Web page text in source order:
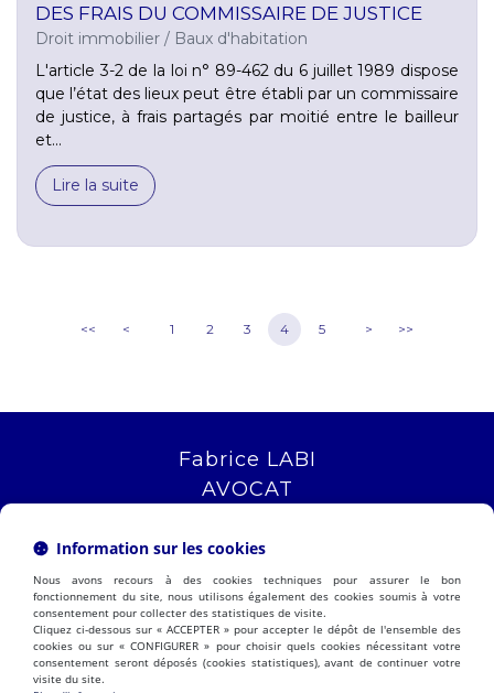
DES FRAIS DU COMMISSAIRE DE JUSTICE
Droit immobilier / Baux d'habitation
L'article 3-2 de la loi n° 89-462 du 6 juillet 1989 dispose
que l’état des lieux peut être établi par un commissaire
de justice, à frais partagés par moitié entre le bailleur
et...
Lire la suite
<< < 1 2 3 4 5 > >>
Fabrice LABI
AVOCAT
13006 MARSEILLE
NOUS LOCALISER
PRÉSENTATION EXPERTISES
ACTUALITÉS
Information sur les cookies
Nous avons recours à des cookies techniques pour assurer le bon
fonctionnement du site, nous utilisons également des cookies soumis à votre
consentement pour collecter des statistiques de visite.
Cliquez ci-dessous sur « ACCEPTER » pour accepter le dépôt de l'ensemble des
cookies ou sur « CONFIGURER » pour choisir quels cookies nécessitant votre
consentement seront déposés (cookies statistiques), avant de continuer votre
visite du site.